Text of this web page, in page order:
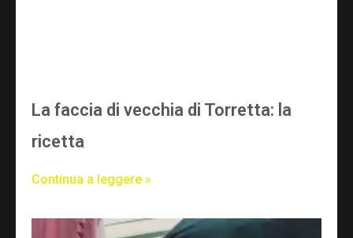
La faccia di vecchia di Torretta: la
ricetta
Continua a leggere »